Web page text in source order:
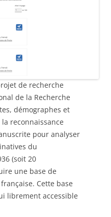
de recherche
de la Recherche
démographes et
reconnaissance
pour analyser
du
(soit 20
une base de
Cette base
librement accessible